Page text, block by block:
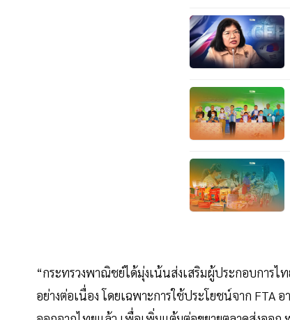
“กระทรวงพาณิชย์ได้มุ่งเน้นส่งเสริมผู้ประกอบการไ
อย่างต่อเนื่อง โดยเฉพาะการใช้ประโยชน์จาก